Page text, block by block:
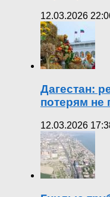
12.03.2026
Дагестан:
потерям не
12.03.2026